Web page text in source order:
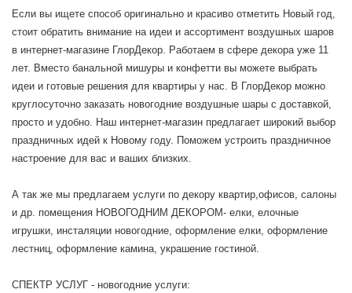
Если вы ищете способ оригинально и красиво отметить Новый год,
стоит обратить внимание на идеи и ассортимент воздушных шаров
в интернет-магазине ГлорДекор. Работаем в сфере декора уже 11
лет. Вместо банальной мишуры и конфетти вы можете выбрать
идеи и готовые решения для квартиры у нас. В ГлорДекор можно
круглосуточно заказать новогодние воздушные шары с доставкой,
просто и удобно. Наш интернет-магазин предлагает широкий выбор
праздничных идей к Новому году. Поможем устроить праздничное
настроение для вас и ваших близких.
А так же мы предлагаем услуги по декору квартир,офисов, салоны
и др. помещения НОВОГОДНИМ ДЕКОРОМ- елки, елочные
игрушки, инсталяции новогодние, оформление елки, оформление
лестниц, оформление камина, украшение гостиной.
СПЕКТР УСЛУГ - новогодние услуги: